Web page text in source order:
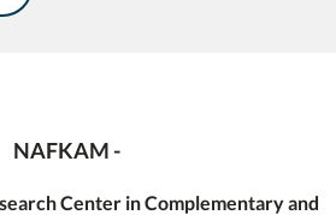
NAFKAM -
Center in Complementary and